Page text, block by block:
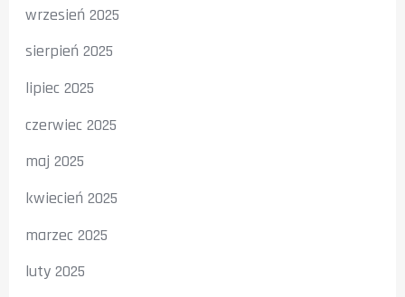
wrzesień 2025
sierpień 2025
lipiec 2025
czerwiec 2025
maj 2025
kwiecień 2025
marzec 2025
luty 2025